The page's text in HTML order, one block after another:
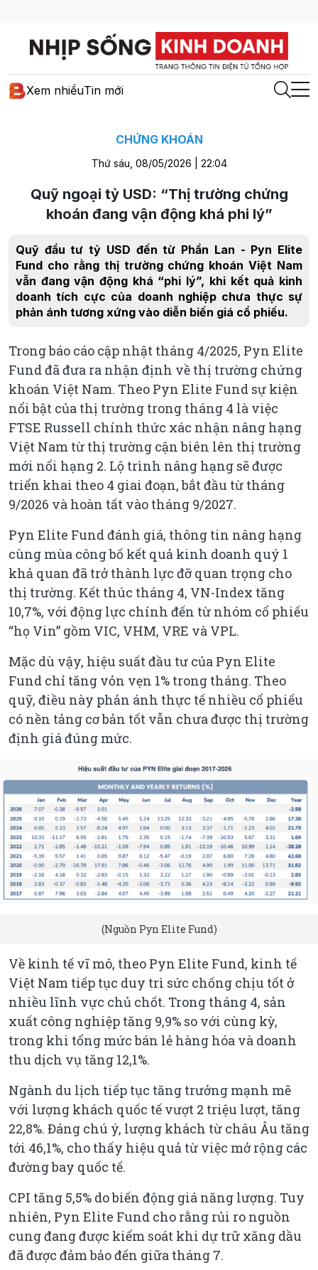
Xem nhiềuTin mới
CHỨNG KHOÁN
Thứ sáu, 08/05/2026 | 22:04
Quỹ ngoại tỷ USD: “Thị trường chứng
khoán đang vận động khá phi lý”
Quỹ đầu tư tỷ USD đến từ Phần Lan - Pyn Elite
Fund cho rằng thị trường chứng khoán Việt Nam
vẫn đang vận động khá “phi lý”, khi kết quả kinh
doanh tích cực của doanh nghiệp chưa thực sự
phản ánh tương xứng vào diễn biến giá cổ phiếu.
Trong báo cáo cập nhật tháng 4/2025, Pyn Elite
Fund đã đưa ra nhận định về thị trường chứng
khoán Việt Nam. Theo Pyn Elite Fund sự kiện
nổi bật của thị trường trong tháng 4 là việc
FTSE Russell chính thức xác nhận nâng hạng
Việt Nam từ thị trường cận biên lên thị trường
mới nổi hạng 2. Lộ trình nâng hạng sẽ được
triển khai theo 4 giai đoạn, bắt đầu từ tháng
9/2026 và hoàn tất vào tháng 9/2027.
Pyn Elite Fund đánh giá, thông tin nâng hạng
cùng mùa công bố kết quả kinh doanh quý 1
khả quan đã trở thành lực đỡ quan trọng cho
thị trường. Kết thúc tháng 4, VN-Index tăng
10,7%, với động lực chính đến từ nhóm cổ phiếu
“họ Vin” gồm VIC, VHM, VRE và VPL.
Mặc dù vậy, hiệu suất đầu tư của Pyn Elite
Fund chỉ tăng vỏn vẹn 1% trong tháng. Theo
quỹ, điều này phản ánh thực tế nhiều cổ phiếu
có nền tảng cơ bản tốt vẫn chưa được thị trường
định giá đúng mức.
(Nguồn Pyn Elite Fund)
Về kinh tế vĩ mô, theo Pyn Elite Fund, kinh tế
Việt Nam tiếp tục duy trì sức chống chịu tốt ở
nhiều lĩnh vực chủ chốt. Trong tháng 4, sản
xuất công nghiệp tăng 9,9% so với cùng kỳ,
trong khi tổng mức bán lẻ hàng hóa và doanh
thu dịch vụ tăng 12,1%.
Ngành du lịch tiếp tục tăng trưởng mạnh mẽ
với lượng khách quốc tế vượt 2 triệu lượt, tăng
22,8%. Đáng chú ý, lượng khách từ châu Âu tăng
tới 46,1%, cho thấy hiệu quả từ việc mở rộng các
đường bay quốc tế.
CPI tăng 5,5% do biến động giá năng lượng. Tuy
nhiên, Pyn Elite Fund cho rằng rủi ro nguồn
cung đang được kiểm soát khi dự trữ xăng dầu
đã được đảm bảo đến giữa tháng 7.